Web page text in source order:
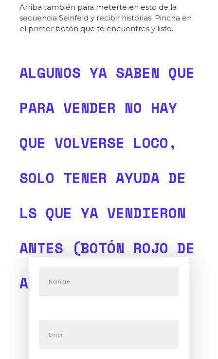
Arriba también para meterte en esto de la
secuencia Seinfeld y recibir historias. Pincha en
el primer botón que te encuentres y listo.
ALGUNOS YA SABEN QUE
PARA VENDER NO HAY
QUE VOLVERSE LOCO,
SOLO TENER AYUDA DE
LS QUE YA VENDIERON
ANTES (BOTÓN ROJO DE
ABAJO)